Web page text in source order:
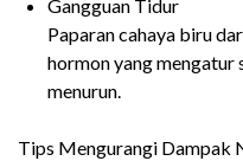
Gangguan Tidur
Paparan cahaya biru
hormon yang
menurun.
Tips Mengurangi Dampak